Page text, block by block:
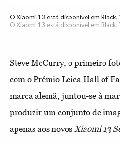
O Xiaomi 13 está disponível em Black,
O Xiaomi 13 está disponível em Black,
Steve McCurry, o primeiro
com o Prémio Leica Hall of
marca alemã, juntou-se à
produzir um conjunto de
apenas aos novos Xiaomi 13